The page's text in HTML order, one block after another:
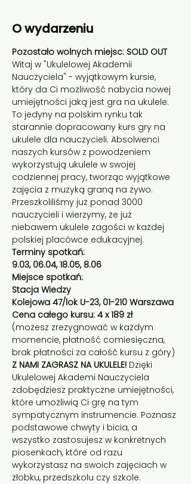
O wydarzeniu
Pozostało wolnych miejsc: SOLD OUT
Witaj w "Ukulelowej Akademii
Nauczyciela" - wyjątkowym kursie,
który da Ci możliwość nabycia nowej
umiejętności jaką jest gra na ukulele.
To jedyny na polskim rynku tak
starannie dopracowany kurs gry na
ukulele dla nauczycieli. Absolwenci
naszych kursów z powodzeniem
wykorzystują ukulele w swojej
codziennej pracy, tworząc wyjątkowe
zajęcia z muzyką graną na żywo.
Przeszkoliliśmy już ponad 3000
nauczycieli i wierzymy, że już
niebawem ukulele zagości w każdej
polskiej placówce edukacyjnej.
Terminy spotkań:
9.03, 06.04, 18.05, 8.06
Miejsce spotkań:
Stacja Wiedzy
Kolejowa 47/lok U-23, 01-210 Warszawa
Cena całego kursu: 4 x 189 zł
(możesz zrezygnować w każdym
momencie, płatność comiesięczna,
brak płatności za całość kursu z góry)
Z NAMI ZAGRASZ NA UKULELE! Dzięki
Ukulelowej Akademi Nauczyciela
zdobędziesz praktyczne umiejętności,
które umożliwią Ci grę na tym
sympatycznym instrumencie. Poznasz
podstawowe chwyty i bicia, a
wszystko zastosujesz w konkretnych
piosenkach, które od razu
wykorzystasz na swoich zajęciach w
żłobku, przedszkolu czy szkole.